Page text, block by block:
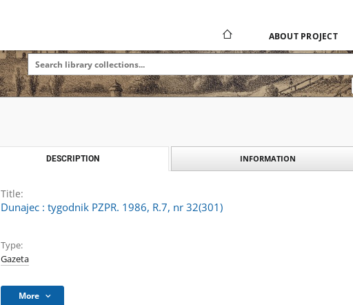
ABOUT PROJECT
DESCRIPTION INFORMATION
Title:
Dunajec : tygodnik PZPR. 1986, R.7, nr 32(301)
Type:
Gazeta
More